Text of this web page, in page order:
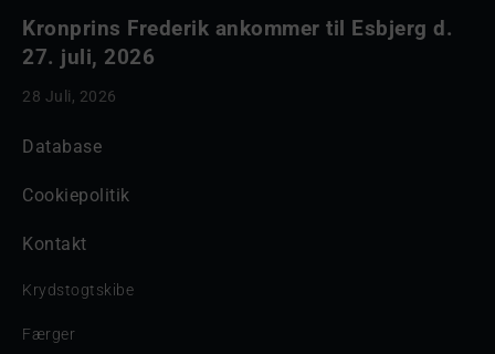
Kronprins Frederik ankommer til Esbjerg d.
27. juli, 2026
28 Juli, 2026
Database
Cookiepolitik
Kontakt
Krydstogtskibe
Færger